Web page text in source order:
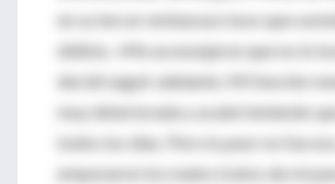
en su tercer embarazo tuvo que
diálisis. «Me aconsejaron que no lo
decidí seguir adelante. Mi función
muy deteriorada y acabé teniendo
todos los días. Pero lo peor no fue
empezaron los malos tratos de mi